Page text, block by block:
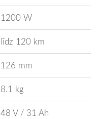
1200 W
līdz 120 km
126 mm
8.1 kg
48 V / 31 Ah